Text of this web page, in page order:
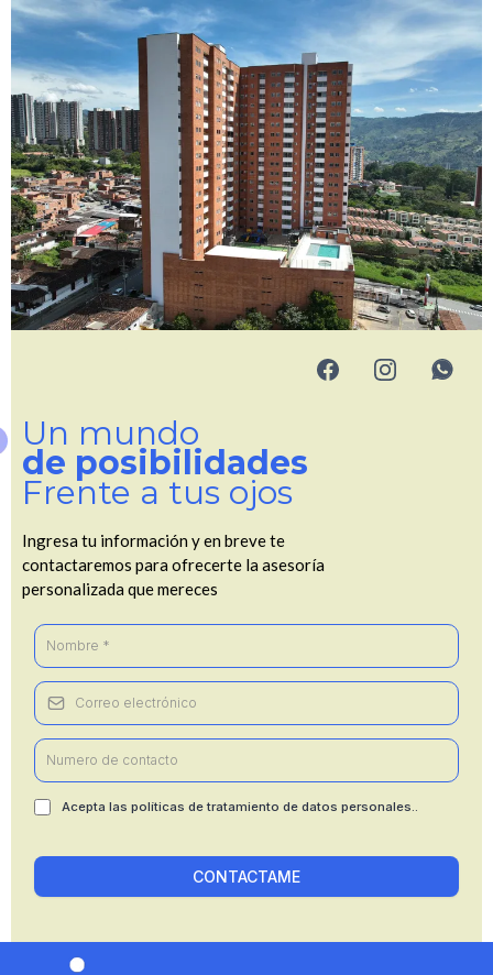
Un mundo
de posibilidades
Frente a tus ojos
Ingresa tu información y en breve te
contactaremos para ofrecerte la asesoría
personalizada que mereces
Acepta las políticas de tratamiento de datos personales..
CONTACTAME